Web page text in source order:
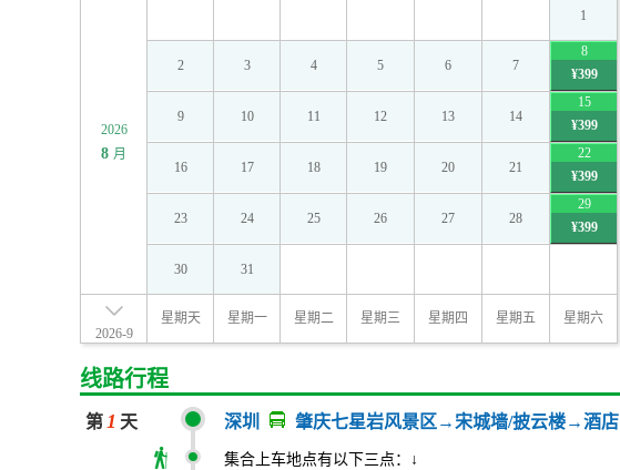
2026
8 月
1
2 3 4 5 6 7
8
¥399
9 10 11 12 13 14
15
¥399
16 17 18 19 20 21
22
¥399
23 24 25 26 27 28
29
¥399
30 31
2026-9
星期天 星期一 星期二 星期三 星期四 星期五 星期六
线路行程
第1 天 深圳 肇庆七星岩风景区→宋城墙/披云楼→酒店
集合上车地点有以下三点：↓